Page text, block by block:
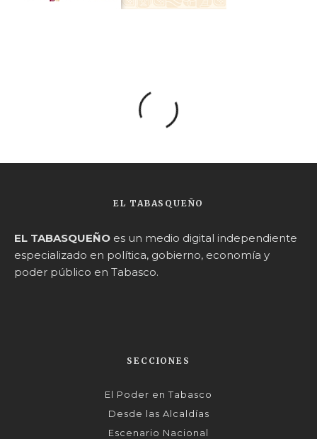
EL TABASQUEÑO
EL TABASQUEÑO es un medio digital independiente
especializado en política, gobierno, economía y
poder público en Tabasco.
SECCIONES
El Poder en Tabasco
Desde las Alcaldías
Escenario Nacional